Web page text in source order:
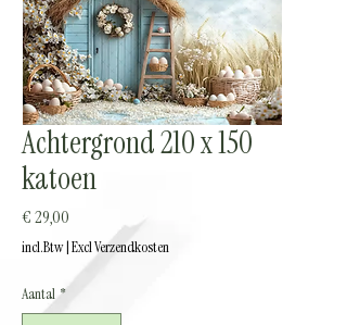
Achtergrond 210 x 150
katoen
€ 29,00
incl.Btw|Excl Verzendkosten
Aantal *